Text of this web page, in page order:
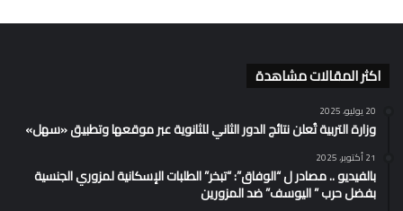
اكثر المقالات مشاهدة
20 يوليو، 2025
وزارة التربية تُعلن نتائج الدور الثاني للثانوية عبر موقعها وتطبيق «سهل»
21 أكتوبر، 2025
بالفيديو .. مصادر ل “الوفاق”: “تبخر” الطلبات الإسكانية لمزوري الجنسية
بفضل حرب ” اليوسف” ضد المزورين